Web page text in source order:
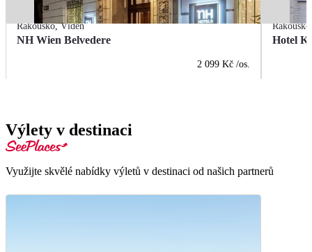
Rakousko,Vídeň
NH Wien Belvedere
2 099 Kč /os.
Rakousko
Hotel
Výlety v destinaci
Využijte skvělé nabídky výletů v destinaci od našich partnerů